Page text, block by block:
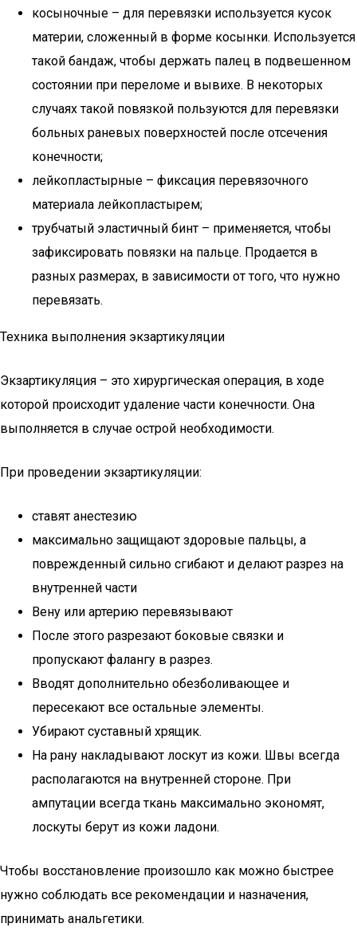
косыночные – для перевязки используется кусок
материи, сложенный в форме косынки. Используется
такой бандаж, чтобы держать палец в подвешенном
состоянии при переломе и вывихе. В некоторых
случаях такой повязкой пользуются для перевязки
больных раневых поверхностей после отсечения
конечности;
лейкопластырные – фиксация перевязочного
материала лейкопластырем;
трубчатый эластичный бинт – применяется, чтобы
зафиксировать повязки на пальце. Продается в
разных размерах, в зависимости от того, что нужно
перевязать.
Техника выполнения экзартикуляции
Экзартикуляция – это хирургическая операция, в ходе
которой происходит удаление части конечности. Она
выполняется в случае острой необходимости.
При проведении экзартикуляции:
ставят анестезию
максимально защищают здоровые пальцы, а
поврежденный сильно сгибают и делают разрез на
внутренней части
Вену или артерию перевязывают
После этого разрезают боковые связки и
пропускают фалангу в разрез.
Вводят дополнительно обезболивающее и
пересекают все остальные элементы.
Убирают суставный хрящик.
На рану накладывают лоскут из кожи. Швы всегда
располагаются на внутренней стороне. При
ампутации всегда ткань максимально экономят,
лоскуты берут из кожи ладони.
Чтобы восстановление произошло как можно быстрее
нужно соблюдать все рекомендации и назначения,
принимать анальгетики.